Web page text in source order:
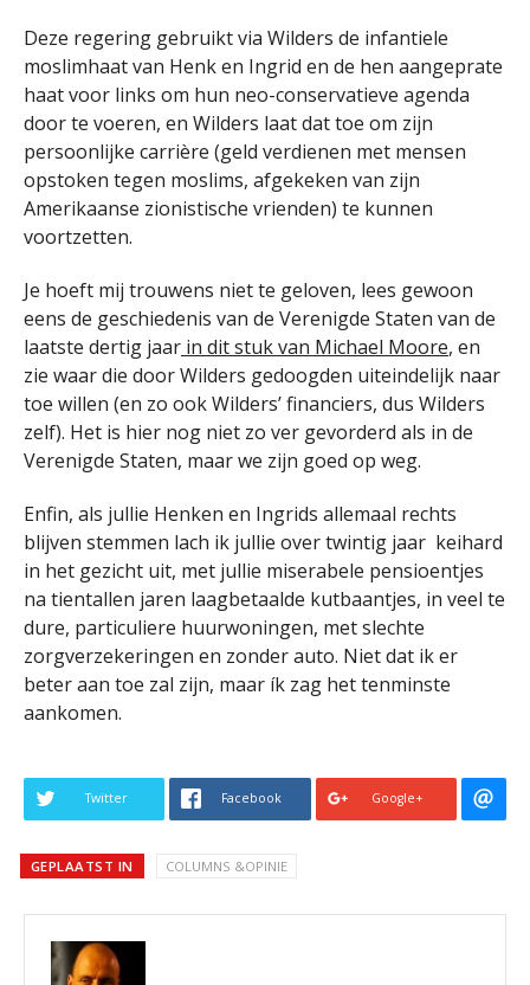
Deze regering gebruikt via Wilders de infantiele
moslimhaat van Henk en Ingrid en de hen aangeprate
haat voor links om hun neo-conservatieve agenda
door te voeren, en Wilders laat dat toe om zijn
persoonlijke carrière (geld verdienen met mensen
opstoken tegen moslims, afgekeken van zijn
Amerikaanse zionistische vrienden) te kunnen
voortzetten.
Je hoeft mij trouwens niet te geloven, lees gewoon
eens de geschiedenis van de Verenigde Staten van de
laatste dertig jaar in dit stuk van Michael Moore, en
zie waar die door Wilders gedoogden uiteindelijk naar
toe willen (en zo ook Wilders’ financiers, dus Wilders
zelf). Het is hier nog niet zo ver gevorderd als in de
Verenigde Staten, maar we zijn goed op weg.
Enfin, als jullie Henken en Ingrids allemaal rechts
blijven stemmen lach ik jullie over twintig jaar keihard
in het gezicht uit, met jullie miserabele pensioentjes
na tientallen jaren laagbetaalde kutbaantjes, in veel te
dure, particuliere huurwoningen, met slechte
zorgverzekeringen en zonder auto. Niet dat ik er
beter aan toe zal zijn, maar ík zag het tenminste
aankomen.
Twitter Facebook Google+
GEPLAATST IN COLUMNS &OPINIE